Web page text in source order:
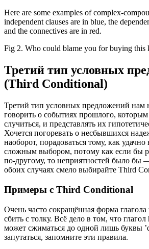
Here are some examples of complex-
independent clauses are in blue, the
and the connectives are in red.
Fig 2. Who could blame you for buying this
Третий тип условных
(Third Conditional)
Третий тип условных предложений нам
говорить о событиях прошлого,
случиться, и представлять их
Хочется погоревать о несбывшихся
наоборот, порадоваться тому, как
сложным выбором, потому как если бы
по-другому, то неприятностей было
обоих случаях смело выбирайте Third
Примеры с Third Conditional
Очень часто сокращённая форма
сбить с толку. Всё дело в том, что
может сжиматься до одной лишь буквы
запутаться, запомните эти правила.